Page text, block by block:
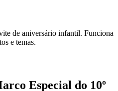
de aniversário infantil. Funciona
e temas.
Especial do 10º